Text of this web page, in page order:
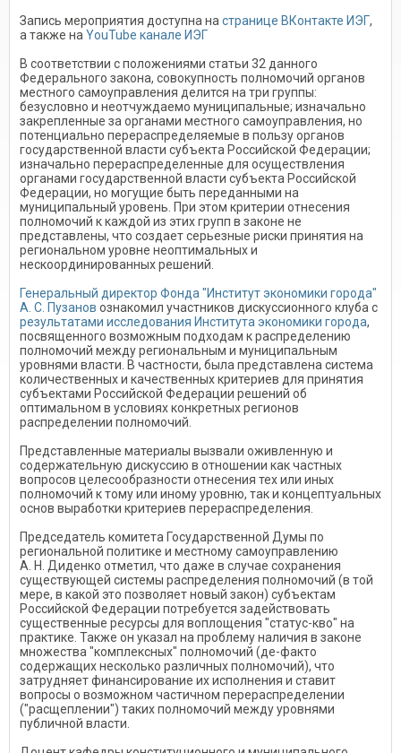
Запись мероприятия доступна на странице ВКонтакте ИЭГ,
а также на YouTube канале ИЭГ
В соответствии с положениями статьи 32 данного
Федерального закона, совокупность полномочий органов
местного самоуправления делится на три группы:
безусловно и неотчуждаемо муниципальные; изначально
закрепленные за органами местного самоуправления, но
потенциально перераспределяемые в пользу органов
государственной власти субъекта Российской Федерации;
изначально перераспределенные для осуществления
органами государственной власти субъекта Российской
Федерации, но могущие быть переданными на
муниципальный уровень. При этом критерии отнесения
полномочий к каждой из этих групп в законе не
представлены, что создает серьезные риски принятия на
региональном уровне неоптимальных и
нескоординированных решений.
Генеральный директор Фонда "Институт экономики города"
А. С. Пузанов ознакомил участников дискуссионного клуба с
результатами исследования Института экономики города,
посвященного возможным подходам к распределению
полномочий между региональным и муниципальным
уровнями власти. В частности, была представлена система
количественных и качественных критериев для принятия
субъектами Российской Федерации решений об
оптимальном в условиях конкретных регионов
распределении полномочий.
Представленные материалы вызвали оживленную и
содержательную дискуссию в отношении как частных
вопросов целесообразности отнесения тех или иных
полномочий к тому или иному уровню, так и концептуальных
основ выработки критериев перераспределения.
Председатель комитета Государственной Думы по
региональной политике и местному самоуправлению
А. Н. Диденко отметил, что даже в случае сохранения
существующей системы распределения полномочий (в той
мере, в какой это позволяет новый закон) субъектам
Российской Федерации потребуется задействовать
существенные ресурсы для воплощения "статус-кво" на
практике. Также он указал на проблему наличия в законе
множества "комплексных" полномочий (де-факто
содержащих несколько различных полномочий), что
затрудняет финансирование их исполнения и ставит
вопросы о возможном частичном перераспределении
("расщеплении") таких полномочий между уровнями
публичной власти.